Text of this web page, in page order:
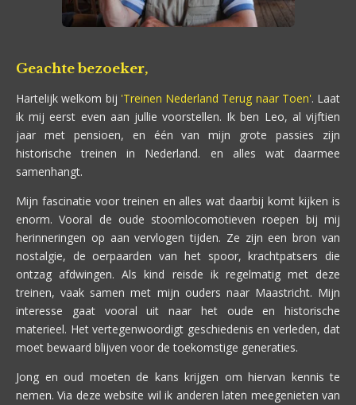
Geachte bezoeker,
Hartelijk welkom bij 'Treinen Nederland Terug naar Toen'. Laat
ik mij eerst even aan jullie voorstellen. Ik ben Leo, al vijftien
jaar met pensioen, en één van mijn grote passies zijn
historische treinen in Nederland. en alles wat daarmee
samenhangt.
Mijn fascinatie voor treinen en alles wat daarbij komt kijken is
enorm. Vooral de oude stoomlocomotieven roepen bij mij
herinneringen op aan vervlogen tijden. Ze zijn een bron van
nostalgie, de oerpaarden van het spoor, krachtpatsers die
ontzag afdwingen. Als kind reisde ik regelmatig met deze
treinen, vaak samen met mijn ouders naar Maastricht. Mijn
interesse gaat vooral uit naar het oude en historische
materieel. Het vertegenwoordigt geschiedenis en verleden, dat
moet bewaard blijven voor de toekomstige generaties.
Jong en oud moeten de kans krijgen om hiervan kennis te
nemen. Via deze website wil ik anderen laten meegenieten van